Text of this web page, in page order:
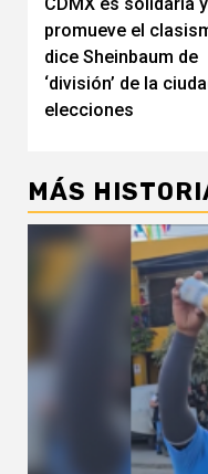
de
entradas
promueve el
dice Sheinbaum de
‘división’ de la
elecciones
MÁS